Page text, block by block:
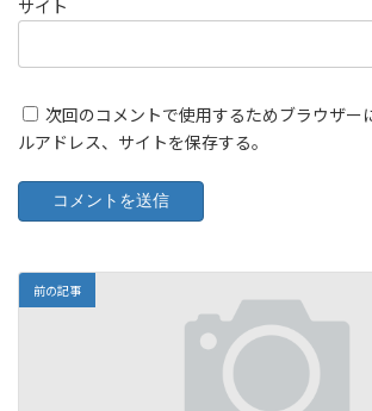
サイト
次回のコメントで使用するためブラウザー
ルアドレス、サイトを保存する。
前の記事